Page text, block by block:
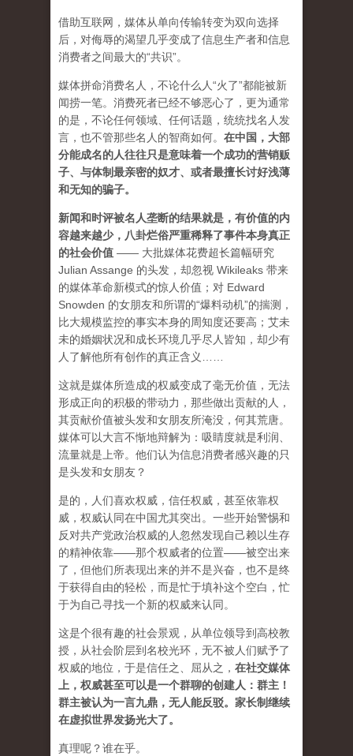
借助互联网，媒体从单向传输转变为双向选择
后，对侮辱的渴望几乎变成了信息生产者和信息
消费者之间最大的“共识”。
媒体拼命消费名人，不论什么人“火了”都能被新
闻捞一笔。消费死者已经不够恶心了，更为通常
的是，不论任何领域、任何话题，统统找名人发
言，也不管那些名人的智商如何。 在中国，大部
分能成名的人往往只是意味着一个成功的营销贩
子、与体制最亲密的奴才、或者最擅长讨好浅薄
和无知的骗子。
新闻和时评被名人垄断的结果就是，有价值的内
容越来越少，八卦烂俗严重稀释了事件本身真正
的社会价值 —— 大批媒体花费超长篇幅研究
Julian Assange 的头发，却忽视 Wikileaks 带来
的媒体革命新模式的惊人价值；对 Edward
Snowden 的女朋友和所谓的“爆料动机”的揣测，
比大规模监控的事实本身的周知度还要高；艾未
未的婚姻状况和成长环境几乎尽人皆知，却少有
人了解他所有创作的真正含义……
这就是媒体所造成的权威变成了毫无价值，无法
形成正向的积极的带动力，那些做出贡献的人，
其贡献价值被头发和女朋友所淹没，何其荒唐。
媒体可以大言不惭地辩解为：吸睛度就是利润、
流量就是上帝。他们认为信息消费者感兴趣的只
是头发和女朋友？
是的，人们喜欢权威，信任权威，甚至依靠权
威，权威认同在中国尤其突出。一些开始警惕和
反对共产党政治权威的人忽然发现自己赖以生存
的精神依靠——那个权威者的位置——被空出来
了，但他们所表现出来的并不是兴奋，也不是终
于获得自由的轻松，而是忙于填补这个空白，忙
于为自己寻找一个新的权威来认同。
这是个很有趣的社会景观，从单位领导到高校教
授，从社会阶层到名校光环，无不被人们赋予了
权威的地位，于是信任之、屈从之， 在社交媒体
上，权威甚至可以是一个群聊的创建人：群主！
群主被认为一言九鼎，无人能反驳。家长制继续
在虚拟世界发扬光大了。
真理呢？谁在乎。